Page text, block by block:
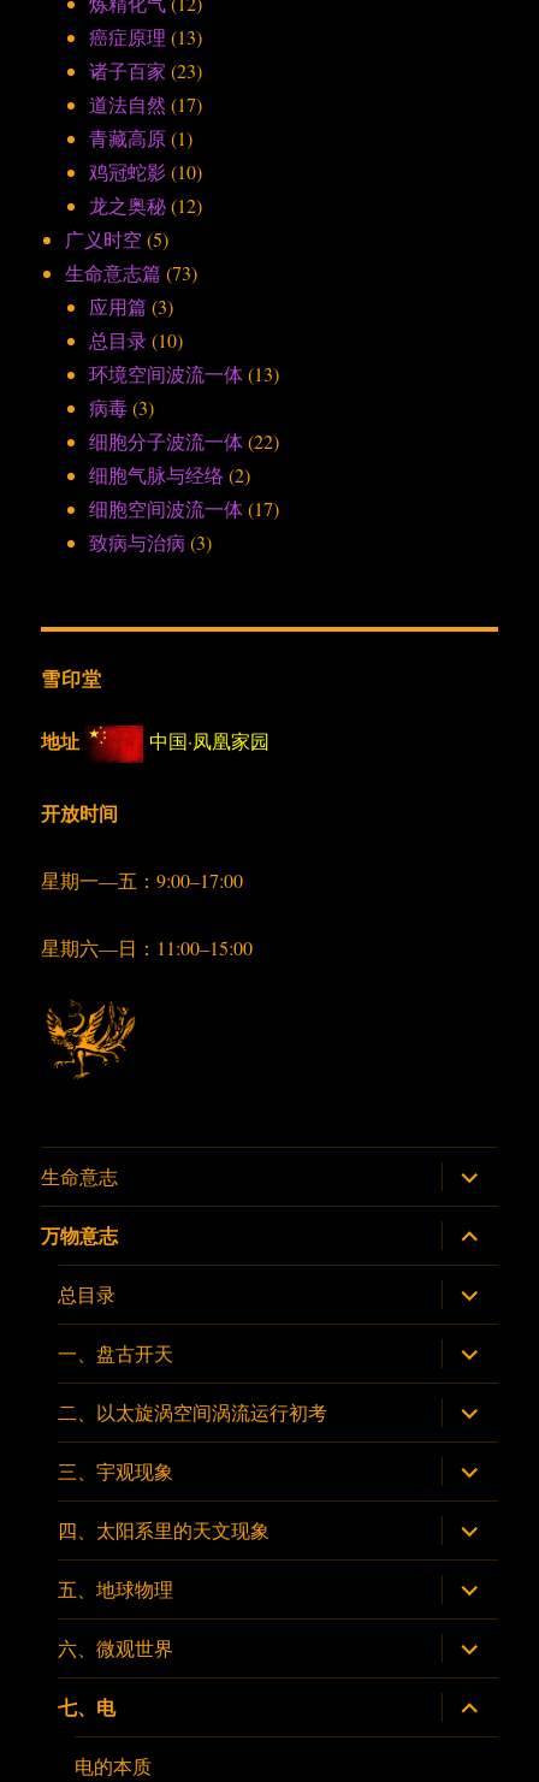
癌症原理 (13)
诸子百家 (23)
道法自然 (17)
青藏高原(1)
鸡冠蛇影(10)
龙之奥秘(12)
广义时空 (5)
生命意志篇 (73)
应用篇 (3)
总目录(10)
环境空间波流一体(13)
病毒(3)
细胞分子波流一体(22)
细胞气脉与经络 (2)
细胞空间波流一体(17)
致病与治病 (3)
雪印堂
地址 中国·凤凰家园
开放时间
星期一—五：9:00–17:00
星期六—日：11:00–15:00
生命意志 展
开
子
菜
单
万物意志 展
开
子
菜
单
总目录 展
开
子
菜
单
一、盘古开天 展
开
子
菜
单
二、以太旋涡空间涡流运行初考 展
开
子
菜
单
三、宇观现象 展
开
子
菜
单
四、太阳系里的天文现象 展
开
子
菜
单
五、地球物理 展
开
子
菜
单
六、微观世界 展
开
子
菜
单
七、电 展
开
子
电的本质